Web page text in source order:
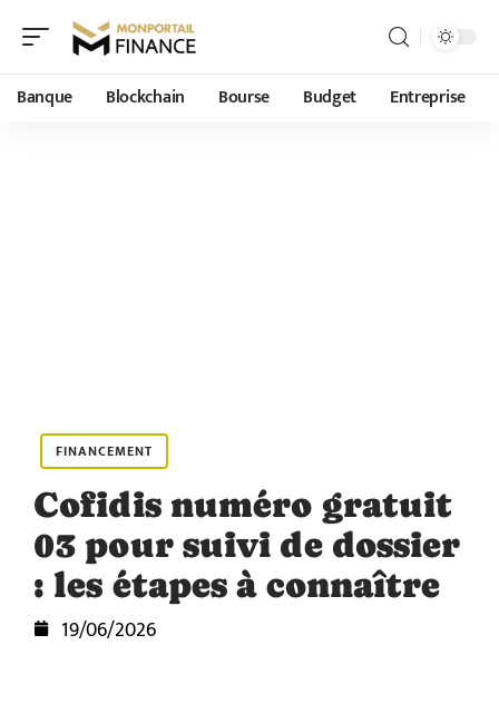
Banque Blockchain Bourse Budget Entreprise
FINANCEMENT
Cofidis numéro gratuit
03 pour suivi de dossier
: les étapes à connaître
19/06/2026